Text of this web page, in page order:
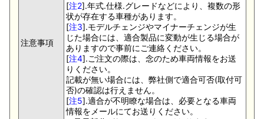
注意事項
[注2].年式.仕様.グレードなどにより、複数の形
状が存在する車種があります。
[注3].モデルチェンジやマイナーチェンジが生
じた場合には、適合製品に変動が生じる場合が
ありますので事前にご連絡ください。
[注4].ご注文の際は、念のため車両情報をお送
りください。
記載が無い場合には、弊社側で適合可否(取付可
否)の確認は行えません。
[注5].適合が不明瞭な場合は、必要となる車両
情報をメールにてお送りください。